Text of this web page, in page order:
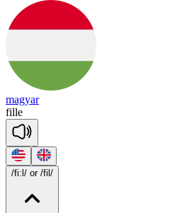
magyar
fille
/fi:l/ or /fil/